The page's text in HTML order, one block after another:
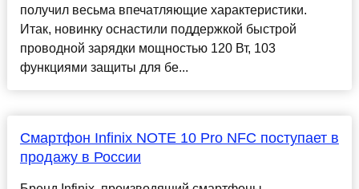
получил весьма впечатляющие характеристики.
Итак, новинку оснастили поддержкой быстрой
проводной зарядки мощностью 120 Вт, 103
функциями защиты для бе...
Смартфон Infinix NOTE 10 Pro NFC поступает в
продажу в России